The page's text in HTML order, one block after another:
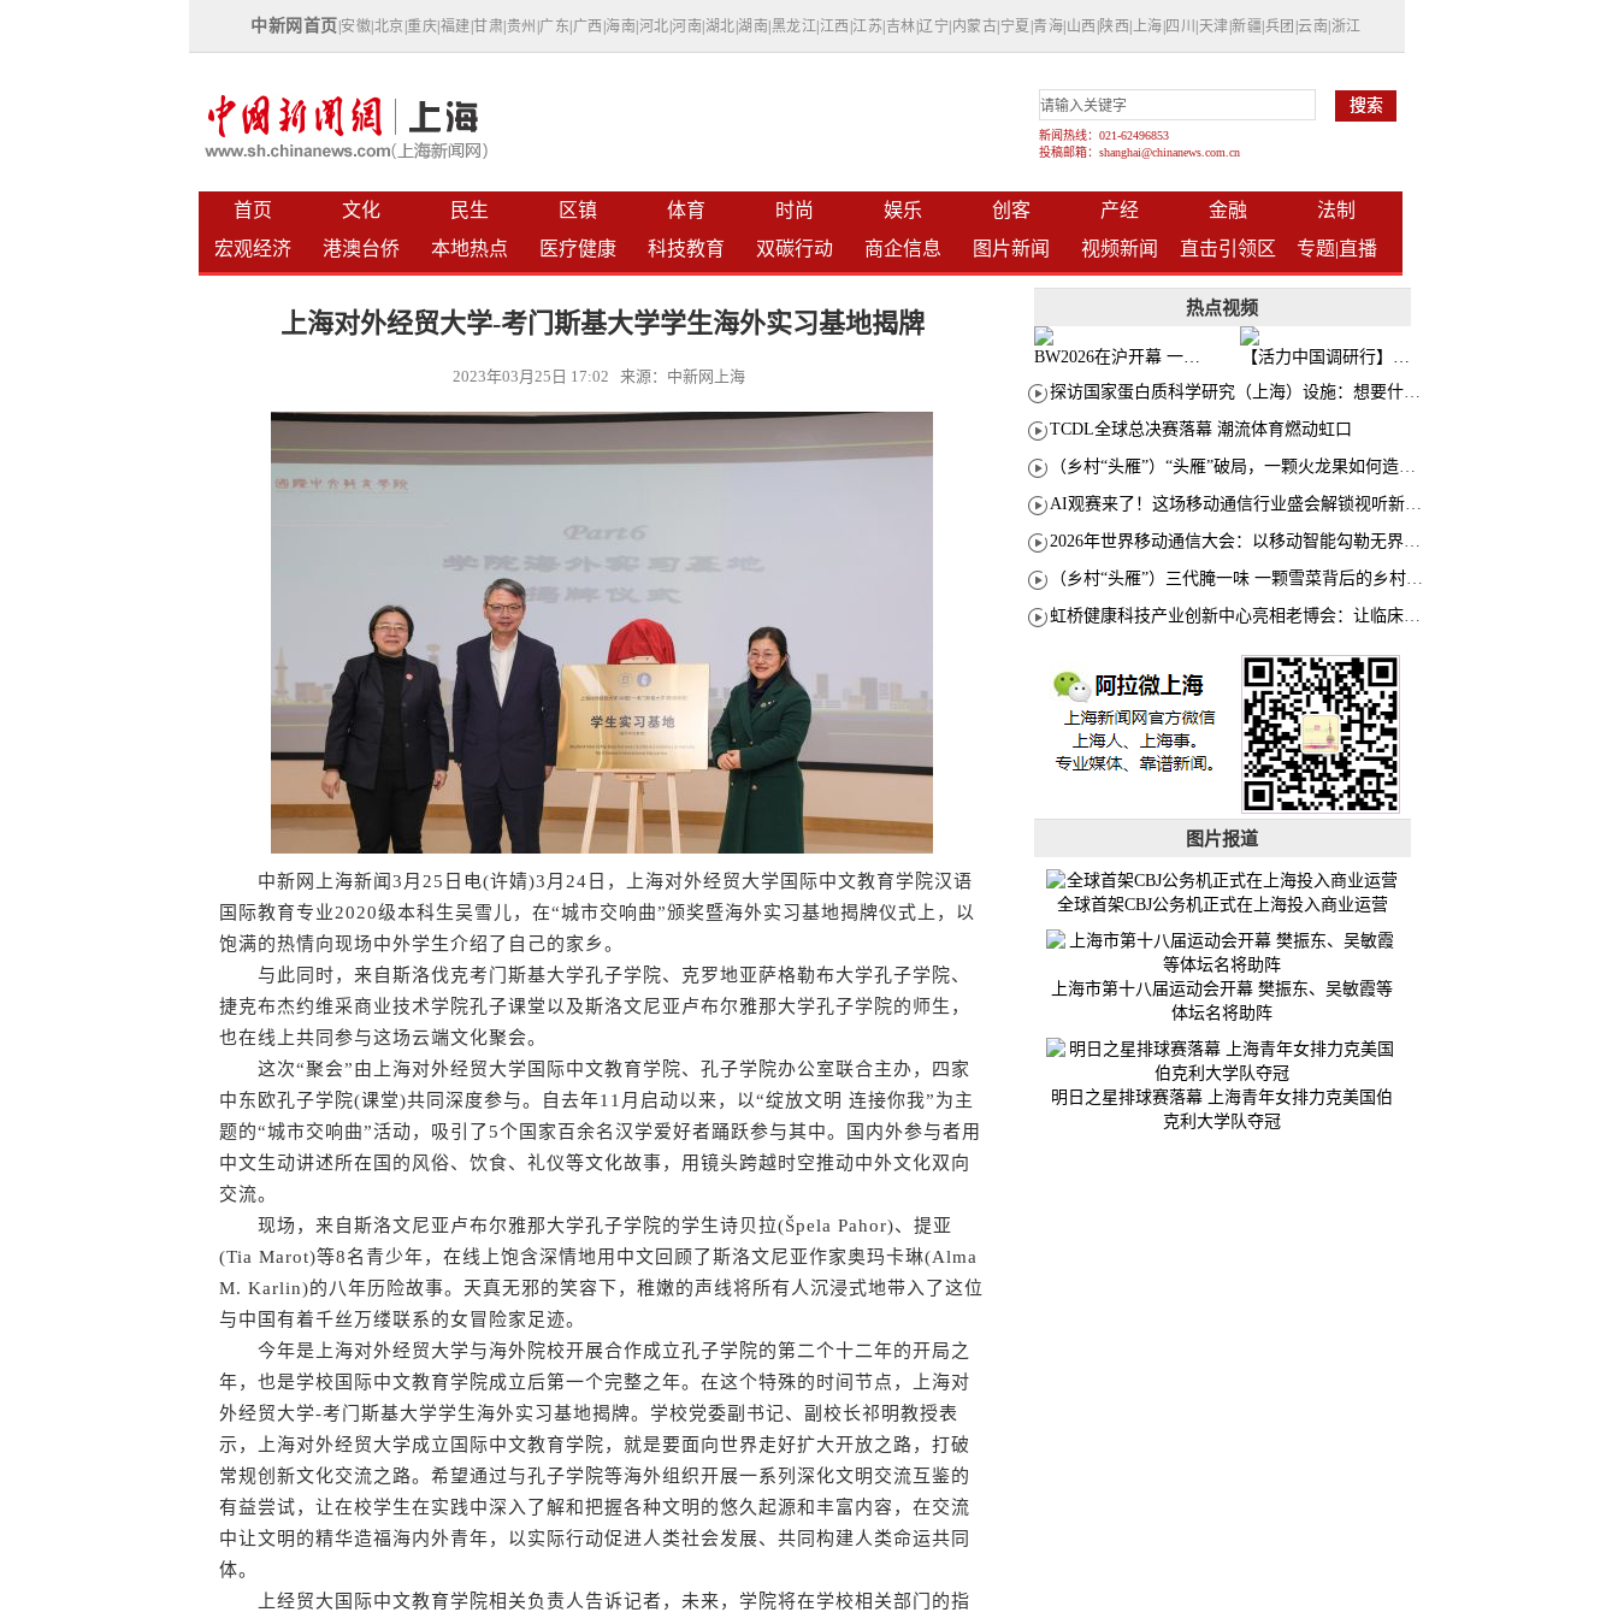
中新网首页 安徽 北京 |重庆 福建 |甘肃 贵州 广东 广西 海南 河北 |河南 湖北 |湖南 黑龙江 江西 江苏 吉林 |辽宁 内蒙古 宁夏 青海 山西 陕西 上海 四川 天津 |新疆 兵团 |云南 浙江
新闻热线：021-62496853
投稿邮箱：shanghai@chinanews.com.cn
首页 文化 民生 区镇 体育 时尚 娱乐 创客 产经 金融
法制
宏观经济
港澳台侨 本地热点 医疗健康 科技教育 双碳行动 商企信息 图片新闻 视频新闻 直击引领区 专题|直播
上海对外经贸大学-考门斯基大学学生海外实习基地揭牌
2023年03月25日 17:02 来源：中新网上海
中新网上海新闻3月25日电(许婧)3月24日，上海对外经贸大学国际中文教育学院汉语
国际教育专业2020级本科生吴雪儿，在“城市交响曲”颁奖暨海外实习基地揭牌仪式上，以
饱满的热情向现场中外学生介绍了自己的家乡。
与此同时，来自斯洛伐克考门斯基大学孔子学院、克罗地亚萨格勒布大学孔子学院、
捷克布杰约维采商业技术学院孔子课堂以及斯洛文尼亚卢布尔雅那大学孔子学院的师生，
也在线上共同参与这场云端文化聚会。
这次“聚会”由上海对外经贸大学国际中文教育学院、孔子学院办公室联合主办，四家
中东欧孔子学院(课堂)共同深度参与。自去年11月启动以来，以“绽放文明 连接你我”为主
题的“城市交响曲”活动，吸引了5个国家百余名汉学爱好者踊跃参与其中。国内外参与者用
中文生动讲述所在国的风俗、饮食、礼仪等文化故事，用镜头跨越时空推动中外文化双向
交流。
现场，来自斯洛文尼亚卢布尔雅那大学孔子学院的学生诗贝拉(Špela Pahor)、提亚
(Tia Marot)等8名青少年，在线上饱含深情地用中文回顾了斯洛文尼亚作家奥玛卡琳(Alma
M. Karlin)的八年历险故事。天真无邪的笑容下，稚嫩的声线将所有人沉浸式地带入了这位
与中国有着千丝万缕联系的女冒险家足迹。
今年是上海对外经贸大学与海外院校开展合作成立孔子学院的第二个十二年的开局之
年，也是学校国际中文教育学院成立后第一个完整之年。在这个特殊的时间节点，上海对
外经贸大学-考门斯基大学学生海外实习基地揭牌。学校党委副书记、副校长祁明教授表
示，上海对外经贸大学成立国际中文教育学院，就是要面向世界走好扩大开放之路，打破
常规创新文化交流之路。希望通过与孔子学院等海外组织开展一系列深化文明交流互鉴的
有益尝试，让在校学生在实践中深入了解和把握各种文明的悠久起源和丰富内容，在交流
中让文明的精华造福海内外青年，以实际行动促进人类社会发展、共同构建人类命运共同
体。
上经贸大国际中文教育学院相关负责人告诉记者，未来，学院将在学校相关部门的指
热点视频
BW2026在沪开幕 一众次元品牌集中发布全新企划
【活力中国调研行】上海机器人研究院以技术标准撬动长三角智造协同
探访国家蛋白质科学研究（上海）设施：想要什么蛋白 AI直接设计合成
TCDL全球总决赛落幕 潮流体育燃动虹口
（乡村“头雁”）“头雁”破局，一颗火龙果如何造就沪上乡村特色产业化路径
AI观赛来了！这场移动通信行业盛会解锁视听新玩法
2026年世界移动通信大会：以移动智能勾勒无界普惠新愿景
（乡村“头雁”）三代腌一味 一颗雪菜背后的乡村致富经
虹桥健康科技产业创新中心亮相老博会：让临床“需求”定义银发经济新生态
图片报道
全球首架CBJ公务机正式在上海投入商业运营
上海市第十八届运动会开幕 樊振东、吴敏霞等
体坛名将助阵
明日之星排球赛落幕 上海青年女排力克美国伯
克利大学队夺冠